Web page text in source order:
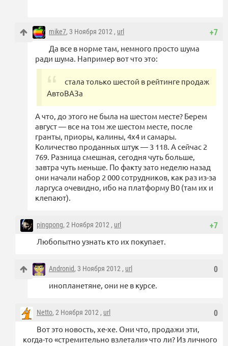
+7
mike7, 3 Ноября 2012 , url
Да все в норме там, немного просто шума
ради шума. Например вот что это:
стала только шестой в рейтинге продаж
АвтоВАЗа
А что, до этого не была на шестом месте? Берем
август — все на том же шестом месте, после
гранты, приоры, калины, 4х4 и самары.
Количество проданных штук — 3 118. А сейчас 2
769. Разница смешная, сегодня чуть больше,
завтра чуть меньше. По факту зато неделю назад
они начали набор 2 000 сотрудников, как раз из-за
ларгуса очевидно, ибо на платформу B0 (там их и
клепают).
+7
pingpong, 2 Ноября 2012 , url
Любопытно узнать кто их покупает.
0
Andronid, 3 Ноября 2012 , url
инопланетяне, они не в курсе.
0
Netto, 2 Ноября 2012 , url
Вот это новость, хе-хе. Они что, продажи эти,
когда-то «стремительно взлетали» что ли? Из личного